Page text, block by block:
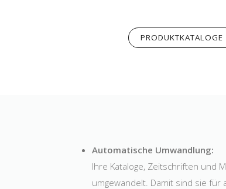
PRODUKTKATALOGE
Automatische Umwandlung:
Ihre Kataloge, Zeitschriften und
umgewandelt. Damit sind sie für